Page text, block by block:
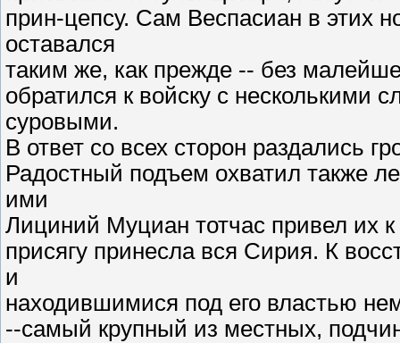
прин-цепсу. Сам Веспасиан в этих
оставался
таким же, как прежде -- без
обратился к войску с несколькими
суровыми.
В ответ со всех сторон раздались
Радостный подъем охватил также
ими
Лициний Муциан тотчас привел их
присягу принесла вся Сирия. К
и
находившимися под его властью
--самый крупный из местных,